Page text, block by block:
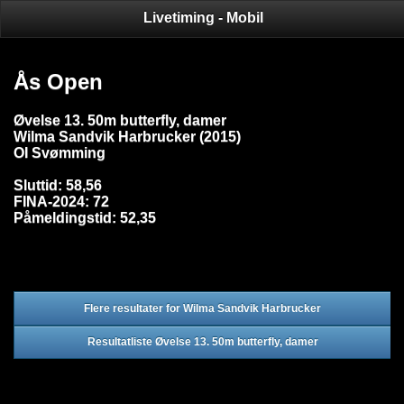
Livetiming - Mobil
Ås Open
Øvelse 13. 50m butterfly, damer
Wilma Sandvik Harbrucker (2015)
OI Svømming
Sluttid: 58,56
FINA-2024: 72
Påmeldingstid: 52,35
Flere resultater for Wilma Sandvik Harbrucker
Resultatliste Øvelse 13. 50m butterfly, damer